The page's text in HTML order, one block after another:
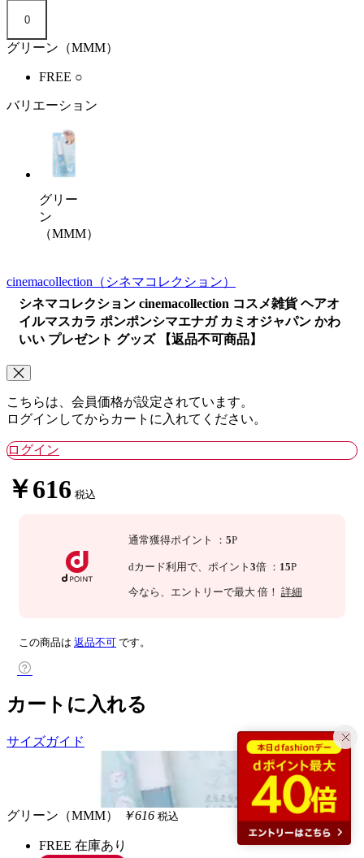
0
グリーン（MMM）
FREE ○
バリエーション
グリー
ン
（MMM）
cinemacollection （シネマコレクション）
シネマコレクション cinemacollection コスメ雑貨 ヘアオ
イルマスカラ ポンポンシマエナガ カミオジャパン かわ
いい プレゼント グッズ 【返品不可商品】
こちらは、会員価格が設定されています。
ログインしてからカートに入れてください。
ログイン
￥616 税込
通常獲得ポイント ： 5P
dカード利用で、 ポイント 3倍 ： 15P
今なら 、エントリーで最大 倍！ 詳細
この商品は 返品不可 です。
カートに入れる
サイズガイド
グリーン（MMM） ￥616 税込
FREE 在庫あり